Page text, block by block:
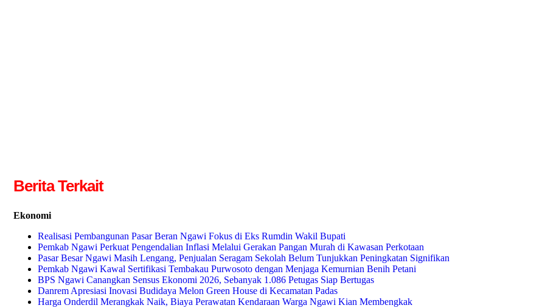
Berita Terkait
Ekonomi
Realisasi Pembangunan Pasar Beran Ngawi Fokus di Eks Rumdin Wakil Bupati
Pemkab Ngawi Perkuat Pengendalian Inflasi Melalui Gerakan Pangan Murah di Kawasan Perkotaan
Pasar Besar Ngawi Masih Lengang, Penjualan Seragam Sekolah Belum Tunjukkan Peningkatan Signifikan
Pemkab Ngawi Kawal Sertifikasi Tembakau Purwosoto dengan Menjaga Kemurnian Benih Petani
BPS Ngawi Canangkan Sensus Ekonomi 2026, Sebanyak 1.086 Petugas Siap Bertugas
Danrem Apresiasi Inovasi Budidaya Melon Green House di Kecamatan Padas
Harga Onderdil Merangkak Naik, Biaya Perawatan Kendaraan Warga Ngawi Kian Membengkak